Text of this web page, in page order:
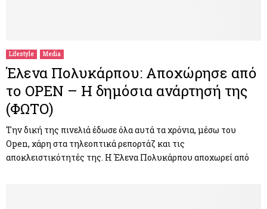
Lifestyle Media
Έλενα Πολυκάρπου: Αποχώρησε από
το OPEN – Η δημόσια ανάρτησή της
(ΦΩΤΟ)
Την δική της πινελιά έδωσε όλα αυτά τα χρόνια, μέσω του
Open, χάρη στα τηλεοπτικά ρεπορτάζ και τις
αποκλειστικότητές της. Η Έλενα Πολυκάρπου αποχωρεί από